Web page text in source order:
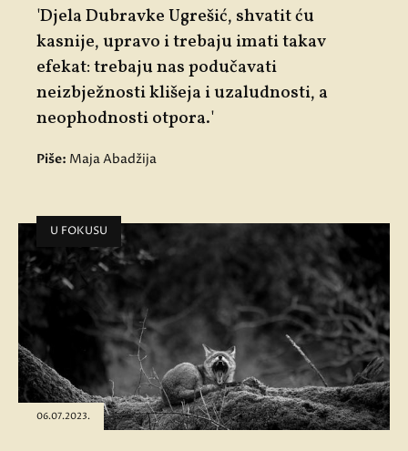
'Djela Dubravke Ugrešić, shvatit ću
kasnije, upravo i trebaju imati takav
efekat: trebaju nas podučavati
neizbježnosti klišeja i uzaludnosti, a
neophodnosti otpora.'
Piše: Maja Abadžija
U FOKUSU
06.07.2023.